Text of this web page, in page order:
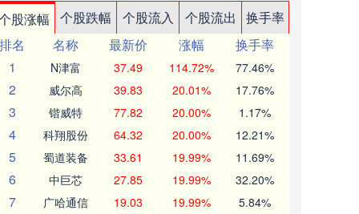
股涨幅 个股跌幅 个股流入 个股流出
换手率
排名
名称 最新价 涨幅
换手率
1
N津富 37.49 114.72% 77.46%
2 威尔高 39.83 20.01% 17.76%
3 锴威特 77.82 20.00% 1.17%
4 科翔股份 64.32 20.00% 12.21%
5 蜀道装备 33.61 19.99% 11.69%
6 中巨芯 27.85 19.99% 32.20%
7 广哈通信 19.03 19.99% 5.84%